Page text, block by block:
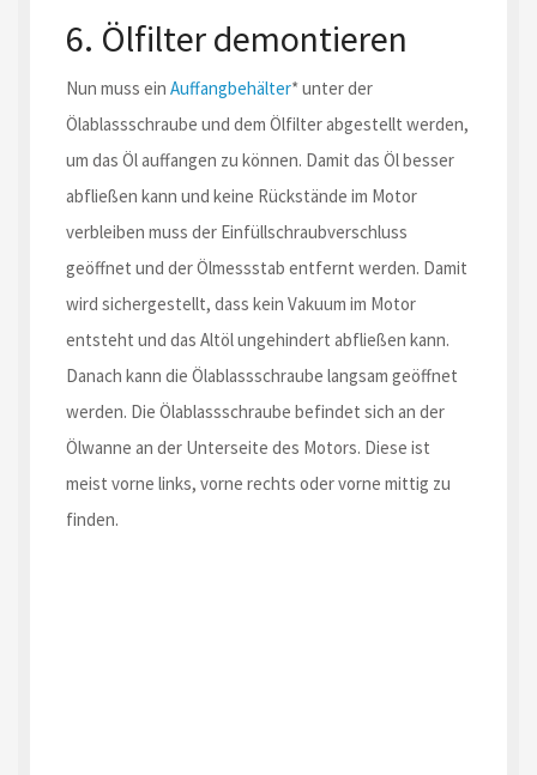
6. Ölfilter demontieren
Nun muss ein Auffangbehälter* unter der
Ölablassschraube und dem Ölfilter abgestellt werden,
um das Öl auffangen zu können. Damit das Öl besser
abfließen kann und keine Rückstände im Motor
verbleiben muss der Einfüllschraubverschluss
geöffnet und der Ölmessstab entfernt werden. Damit
wird sichergestellt, dass kein Vakuum im Motor
entsteht und das Altöl ungehindert abfließen kann.
Danach kann die Ölablassschraube langsam geöffnet
werden. Die Ölablassschraube befindet sich an der
Ölwanne an der Unterseite des Motors. Diese ist
meist vorne links, vorne rechts oder vorne mittig zu
finden.